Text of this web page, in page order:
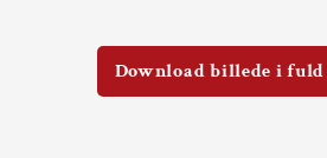
Download billede i fuld